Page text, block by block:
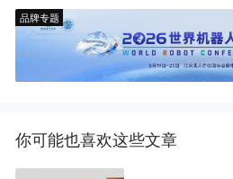
品牌专题
你可能也喜欢这些文章